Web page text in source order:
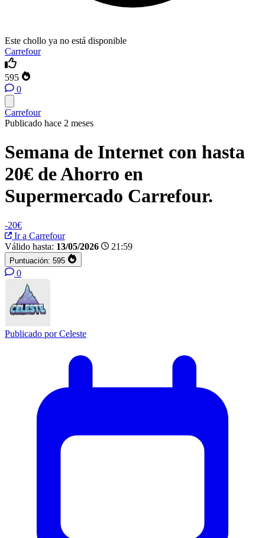
Este chollo ya no está disponible
Carrefour
595
0
Carrefour
Publicado hace 2 meses
Semana de Internet con hasta
20€ de Ahorro en
Supermercado Carrefour.
-20€
Ir a Carrefour
Válido hasta: 13/05/2026 21:59
Puntuación: 595
0
Publicado porCeleste